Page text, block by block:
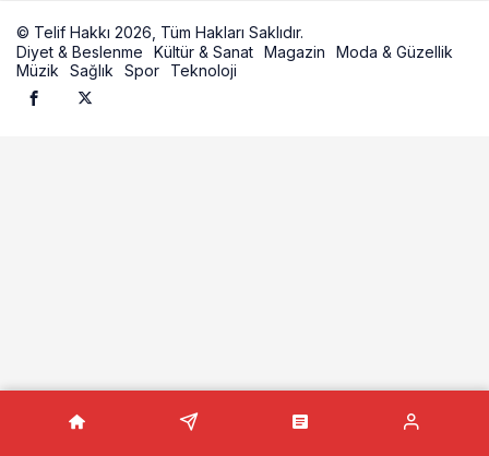
© Telif Hakkı 2026, Tüm Hakları Saklıdır.
Diyet & Beslenme
Kültür & Sanat Magazin
Moda & Güzellik
Müzik
Sağlık Spor Teknoloji